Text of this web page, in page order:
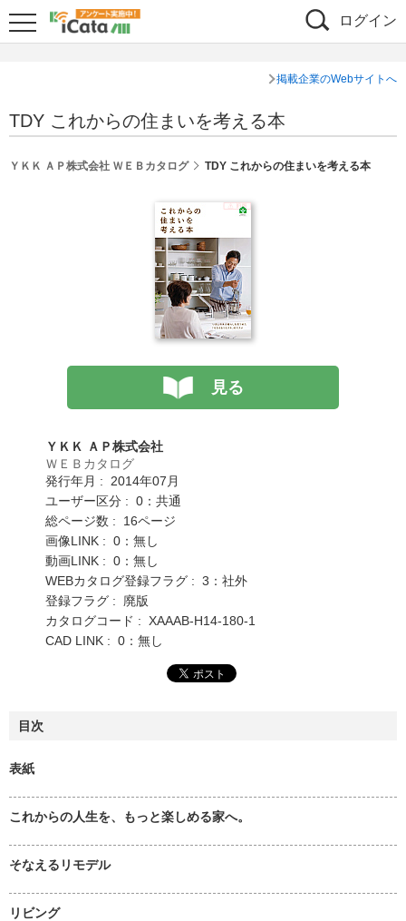
ログイン
掲載企業のWebサイトへ
TDY これからの住まいを考える本
ＹＫＫ ＡＰ株式会社 ＷＥＢカタログ TDY これからの住まいを考える本
見る
ＹＫＫ ＡＰ株式会社
ＷＥＢカタログ
発行年月 : 2014年07月
ユーザー区分 : 0：共通
総ページ数 : 16ページ
画像LINK : 0：無し
動画LINK : 0：無し
WEBカタログ登録フラグ : 3：社外
登録フラグ : 廃版
カタログコード : XAAAB-H14-180-1
CAD LINK : 0：無し
目次
表紙
これからの人生を、もっと楽しめる家へ。
そなえるリモデル
リビング